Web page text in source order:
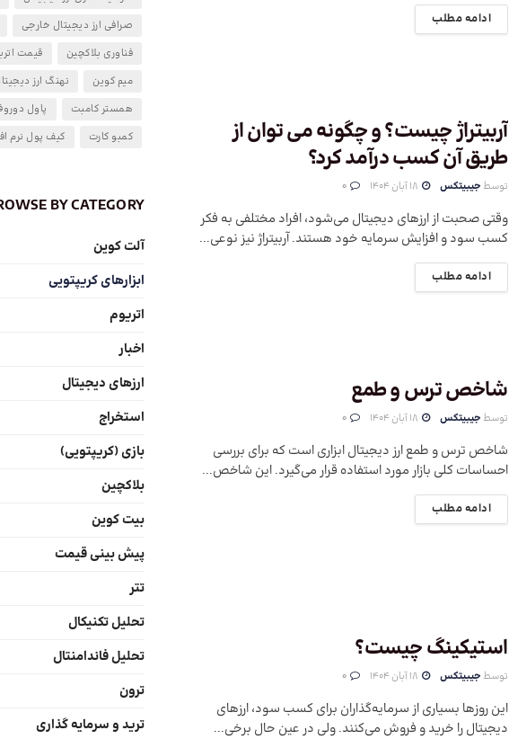
ادامه مطلب
آربیتراژ چیست؟ و چگونه می توان از
طریق آن کسب درآمد کرد؟
توسط جیبیتکس
وقتی صحبت از ارزهای دیجیتال می‌شود، افراد مختلفی به فکر
کسب سود و افزایش سرمایه خود هستند. آربیتراژ نیز نوعی...
ادامه مطلب
شاخص ترس و طمع
توسط جیبیتکس
شاخص ترس و طمع ارز دیجیتال ابزاری است که برای بررسی
احساسات کلی بازار مورد استفاده قرار می‌گیرد. این شاخص...
ادامه مطلب
استیکینگ چیست؟
توسط جیبیتکس
این روزها بسیاری از سرمایه‌گذاران برای کسب سود، ارزهای
دیجیتال را خرید و فروش می‌کنند. ولی در عین حال برخی...
صرافی ارز دیجیتال خارجی
فناوری بلاکچین
قیمت
میم کوین
نهنگ ارز
همستر کامبت
پاول
کمبو کارت
کیف پول نرم
BY CATEGORY
آلت کوین
ابزارهای کریپتویی
اتریوم
اخبار
ارزهای دیجیتال
استخراج
بازی (کریپتویی)
بلاکچین
بیت کوین
پیش بینی قیمت
تتر
تحلیل تکنیکال
تحلیل فاندامنتال
ترون
ترید و سرمایه گذاری